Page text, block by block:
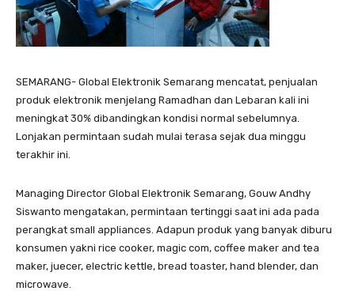
SEMARANG- Global Elektronik Semarang mencatat, penjualan
produk elektronik menjelang Ramadhan dan Lebaran kali ini
meningkat 30% dibandingkan kondisi normal sebelumnya.
Lonjakan permintaan sudah mulai terasa sejak dua minggu
terakhir ini.
Managing Director Global Elektronik Semarang, Gouw Andhy
Siswanto mengatakan, permintaan tertinggi saat ini ada pada
perangkat small appliances. Adapun produk yang banyak diburu
konsumen yakni rice cooker, magic com, coffee maker and tea
maker, juecer, electric kettle, bread toaster, hand blender, dan
microwave.